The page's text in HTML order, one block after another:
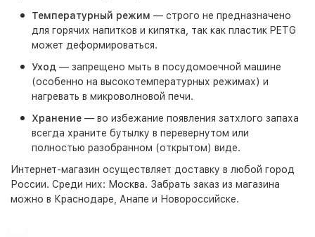
Температурный режим — строго не предназначено
для горячих напитков и кипятка, так как пластик PETG
может деформироваться.
Уход — запрещено мыть в посудомоечной машине
(особенно на высокотемпературных режимах) и
нагревать в микроволновой печи.
Хранение — во избежание появления затхлого запаха
всегда храните бутылку в перевернутом или
полностью разобранном (открытом) виде.
Интернет-магазин осуществляет доставку в любой город
России. Среди них: Москва. Забрать заказ из магазина
можно в Краснодаре, Анапе и Новороссийске.